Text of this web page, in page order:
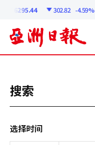
6295.44 302.82 -4.59%
搜索
选择时间